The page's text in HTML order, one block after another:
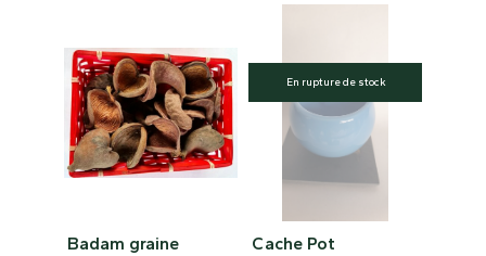
Badam graine
En rupture de stock
Cache Pot